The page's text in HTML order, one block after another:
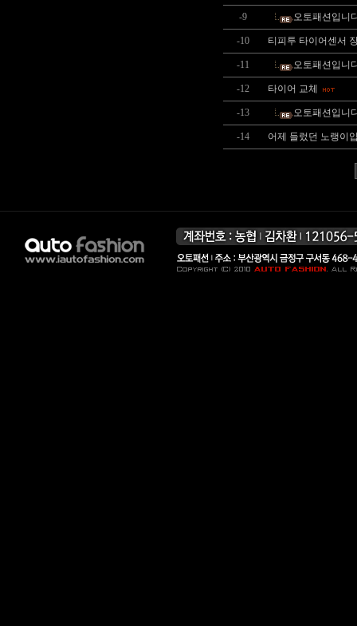
-9 오토패션입니
-10 티피투 타이어센서
-11 오토패션입니
-12 타이어 교체
-13 오토패션입니
-14 어제 들렀던 노랭이